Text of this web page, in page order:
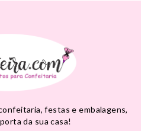
festas e embalagens,
da sua casa!